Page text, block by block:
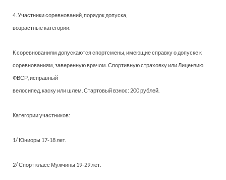
4. Участники соревнований, порядок допуска,
возрастные категории:
К соревнованиям допускаются спортсмены, имеющие справку о допуске к
соревнованиям, заверенную врачом. Спортивную страховку или Лицензию
ФВСР, исправный
велосипед, каску или шлем. Стартовый взнос: 200 рублей.
Категории участников:
1/ Юниоры 17-18 лет.
2/ Спорт класс Мужчины 19-29 лет.